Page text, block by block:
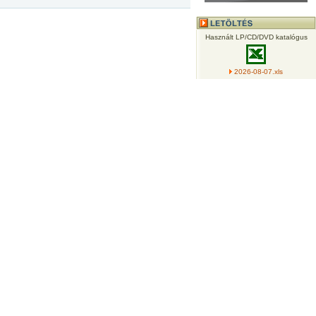
Használt LP/CD/DVD katalógus
2026-08-07.xls